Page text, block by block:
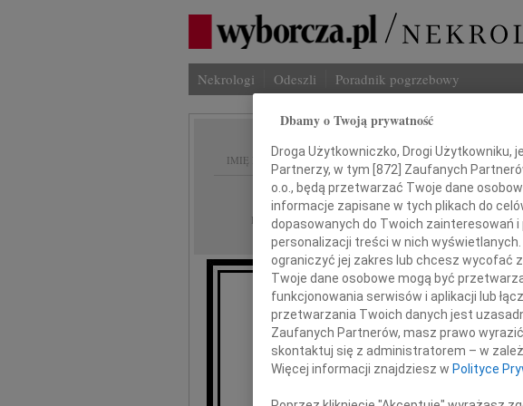
Nekrologi Odeszli Poradnik pogrzebowy
IMIĘ I NAZWISKO:
REGION: Szczecin
DATA EMISJI: 21.12.2017
Krzysztofowi
wyrazy głębokiego
Dbamy o Twoją prywatność
Droga Użytkowniczko, Drogi Użytkowniku,
Partnerzy, w tym [872] Zaufanych
o.o., będą przetwarzać Twoje dane
informacje zapisane w tych plikach do
dopasowanych do Twoich zainteresowań
personalizacji treści w nich
ograniczyć jej zakres lub chcesz wycofać
Twoje dane osobowe mogą być
funkcjonowania serwisów i aplikacji lub
przetwarzania Twoich danych jest
Zaufanych Partnerów, masz prawo
skontaktuj się z administratorem – w
Więcej informacji znajdziesz w Polityce